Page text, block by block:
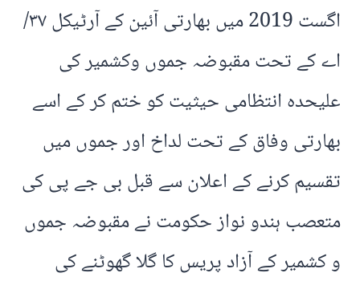
اگست 2019 میں بھارتی آئین کے آرٹیکل ٣٧/
اے کے تحت مقبوضہ جموں وکشمیر کی
علیحدہ انتظامی حیثیت کو ختم کر کے اسے
بھارتی وفاق کے تحت لداخ اور جموں میں
تقسیم کرنے کے اعلان سے قبل بی جے پی کی
متعصب ہندو نواز حکومت نے مقبوضہ جموں
و کشمیر کے آزاد پریس کا گلا گھوٹنے کی